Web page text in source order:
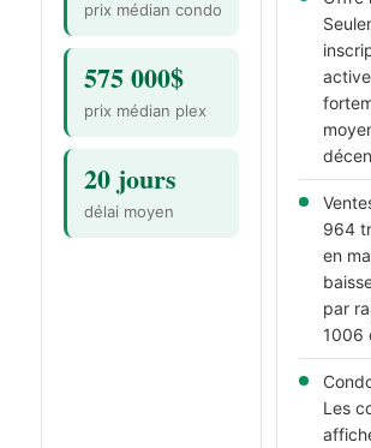
prix médian condo
575 000$
prix médian plex
20 jours
délai moyen
964
en
par
1006
Les